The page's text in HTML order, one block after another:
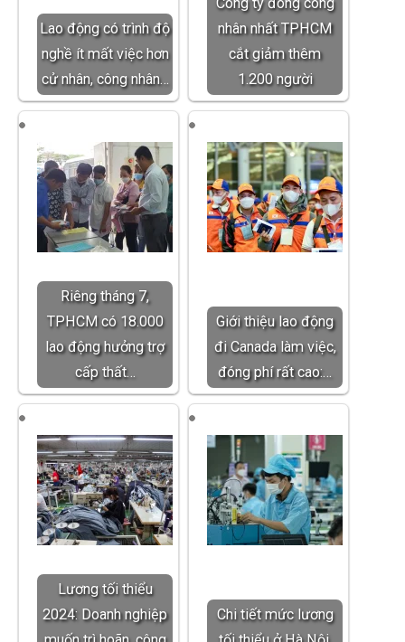
Lao động có trình độ
nghề ít mất việc hơn
cử nhân, công nhân…
nhân nhất TPHCM
cắt giảm thêm
1.200 người
Riêng tháng 7,
TPHCM có 18.000
lao động hưởng trợ
cấp thất…
Giới thiệu lao động
đi Canada làm việc,
đóng phí rất cao:…
Lương tối thiểu
2024: Doanh nghiệp
Chi tiết mức lương